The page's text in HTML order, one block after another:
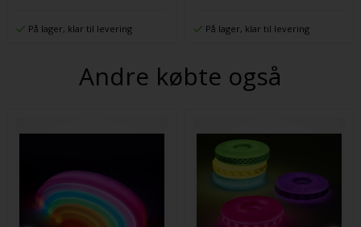
På lager, klar til levering På lager, klar til levering
Andre købte også